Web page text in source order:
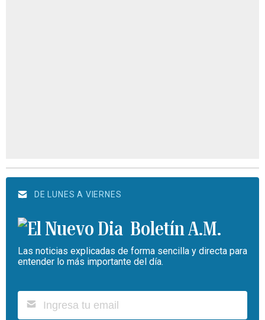
DE LUNES A VIERNES
Boletín A.M.
Las noticias explicadas de forma sencilla y directa para
entender lo más importante del día.